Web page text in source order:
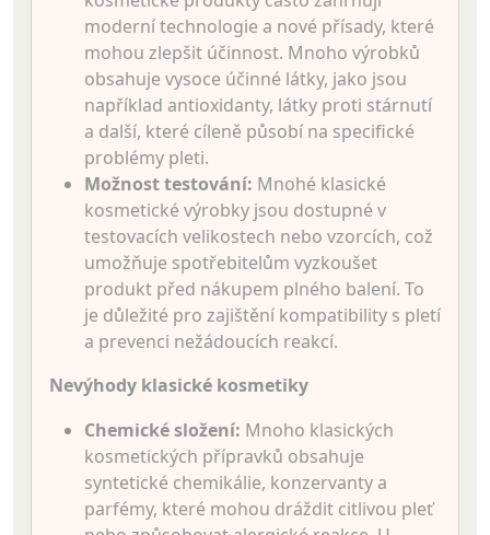
moderní technologie a nové přísady, které
mohou zlepšit účinnost. Mnoho výrobků
obsahuje vysoce účinné látky, jako jsou
například antioxidanty, látky proti stárnutí
a další, které cíleně působí na specifické
problémy pleti.
Možnost testování: Mnohé klasické
kosmetické výrobky jsou dostupné v
testovacích velikostech nebo vzorcích, což
umožňuje spotřebitelům vyzkoušet
produkt před nákupem plného balení. To
je důležité pro zajištění kompatibility s pletí
a prevenci nežádoucích reakcí.
Nevýhody klasické kosmetiky
Chemické složení: Mnoho klasických
kosmetických přípravků obsahuje
syntetické chemikálie, konzervanty a
parfémy, které mohou dráždit citlivou pleť